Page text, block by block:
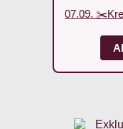
07.09.